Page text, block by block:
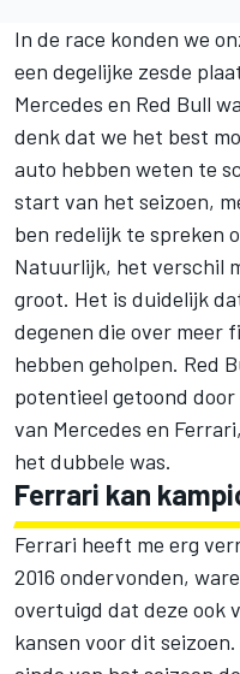
In de race konden we
een degelijke zesde
Mercedes en Red Bull
denk dat we het best
auto hebben weten te
start van het seizoen,
ben redelijk te spreken
Natuurlijk, het verschil
groot. Het is duidelijk
degenen die over meer
hebben geholpen. Red
potentieel getoond
van Mercedes en
het dubbele was.
Ferrari kan
Ferrari heeft me erg
2016 ondervonden,
overtuigd dat deze ook
kansen voor dit